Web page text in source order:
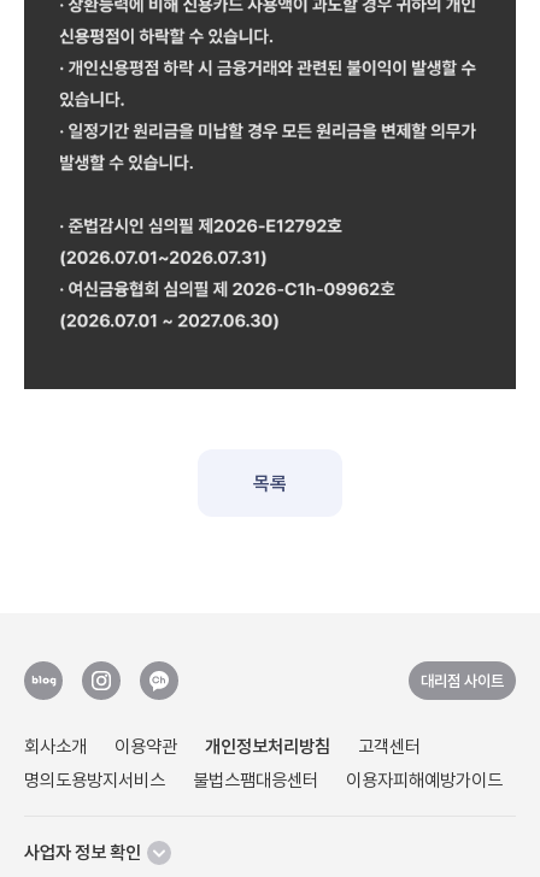
목록
대리점 사이트
회사소개 이용약관 개인정보처리방침
고객센터
명의도용방지서비스
불법스팸대응센터 이용자피해예방가이드
사업자 정보 확인